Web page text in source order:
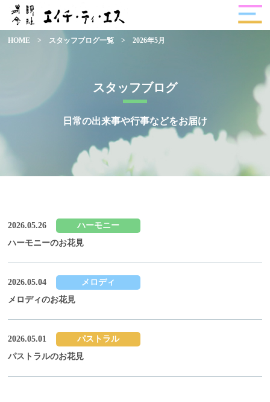
スタッフブログ
日常の出来事や行事などをお届け
HOME > スタッフブログ一覧 > 2026年5月
2026.05.26
ハーモニー
ハーモニーのお花見
2026.05.04
メロディ
メロディのお花見
2026.05.01
パストラル
パストラルのお花見